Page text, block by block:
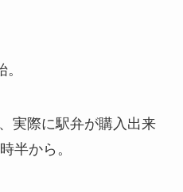
実際に駅弁が購入出来
半から。